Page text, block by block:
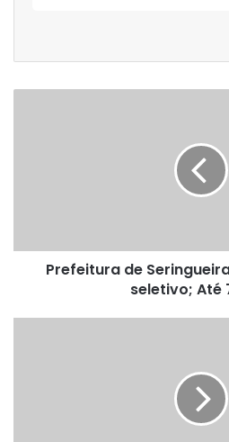
mil
Prefeitura de
seletivo; Até